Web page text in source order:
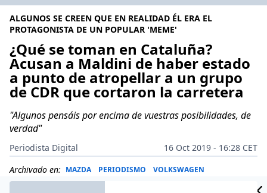
ALGUNOS SE CREEN QUE EN REALIDAD ÉL ERA EL
PROTAGONISTA DE UN POPULAR 'MEME'
¿Qué se toman en Cataluña?
Acusan a Maldini de haber estado
a punto de atropellar a un grupo
de CDR que cortaron la carretera
"Algunos pensáis por encima de vuestras posibilidades, de
verdad"
Periodista Digital
16 Oct 2019 - 16:28 CET
Archivado en: MAZDA PERIODISMO VOLKSWAGEN